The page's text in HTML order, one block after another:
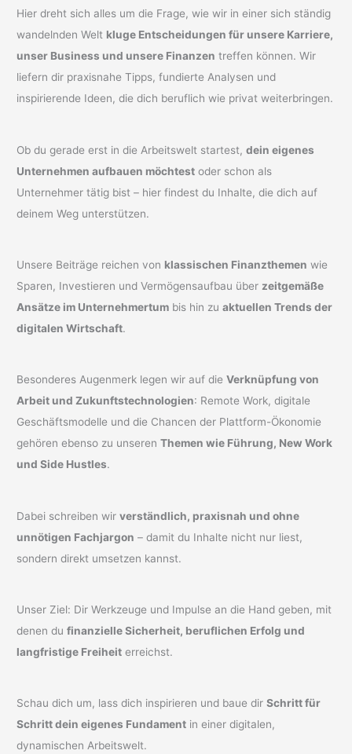
Hier dreht sich alles um die Frage, wie wir in einer sich ständig
wandelnden Welt kluge Entscheidungen für unsere Karriere,
unser Business und unsere Finanzen treffen können. Wir
liefern dir praxisnahe Tipps, fundierte Analysen und
inspirierende Ideen, die dich beruflich wie privat weiterbringen.
Ob du gerade erst in die Arbeitswelt startest,dein eigenes
Unternehmen aufbauen möchtest oder schon als
Unternehmer tätig bist – hier findest du Inhalte, die dich auf
deinem Weg unterstützen.
Unsere Beiträge reichen von klassischen Finanzthemen wie
Sparen, Investieren und Vermögensaufbau über zeitgemäße
Ansätze im Unternehmertum bis hin zuaktuellen Trends der
digitalen Wirtschaft.
Besonderes Augenmerk legen wir auf dieVerknüpfung von
Arbeit und Zukunftstechnologien: Remote Work, digitale
Geschäftsmodelle und die Chancen der Plattform-Ökonomie
gehören ebenso zu unserenThemen wie Führung, New Work
und Side Hustles.
Dabei schreiben wirverständlich, praxisnah und ohne
unnötigen Fachjargon – damit du Inhalte nicht nur liest,
sondern direkt umsetzen kannst.
Unser Ziel: Dir Werkzeuge und Impulse an die Hand geben, mit
denen dufinanzielle Sicherheit, beruflichen Erfolg und
langfristige Freiheit erreichst.
Schau dich um, lass dich inspirieren und baue dirSchritt für
Schritt dein eigenes Fundament in einer digitalen,
dynamischen Arbeitswelt.